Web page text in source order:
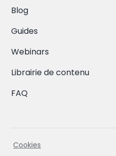
Blog
Guides
Webinars
Librairie de contenu
FAQ
Cookies